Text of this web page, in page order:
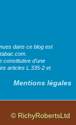
dans ce blog est
d’une
articles L.335-2 et
Mentions légales
© RichyRobertsLtd